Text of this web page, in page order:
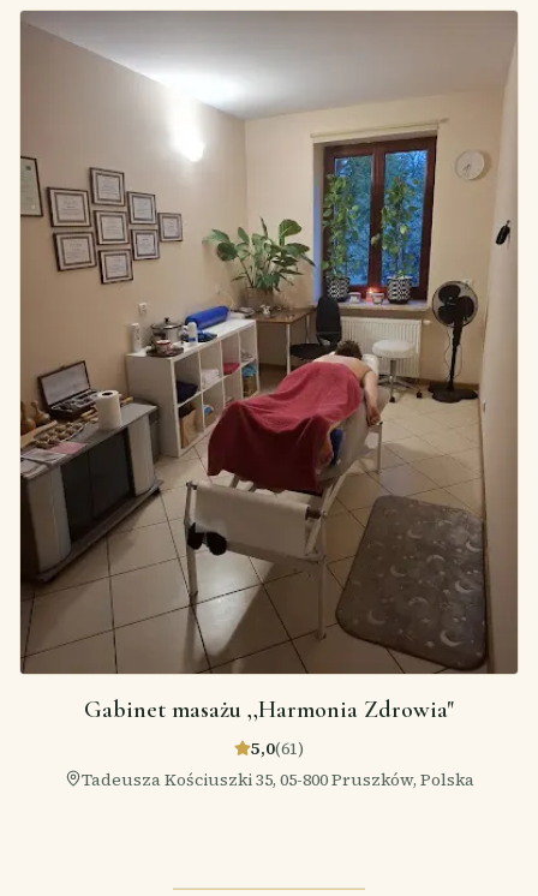
Gabinet masażu ,,Harmonia Zdrowia"
5,0(61)
Tadeusza Kościuszki 35, 05-800 Pruszków, Polska